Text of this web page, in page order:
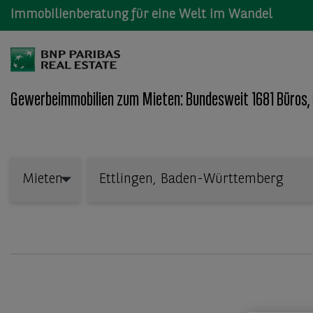
Immobilienberatung für eine Welt im Wandel
Gewerbeimmobilien zum Mieten: Bundesweit 1681
Mieten